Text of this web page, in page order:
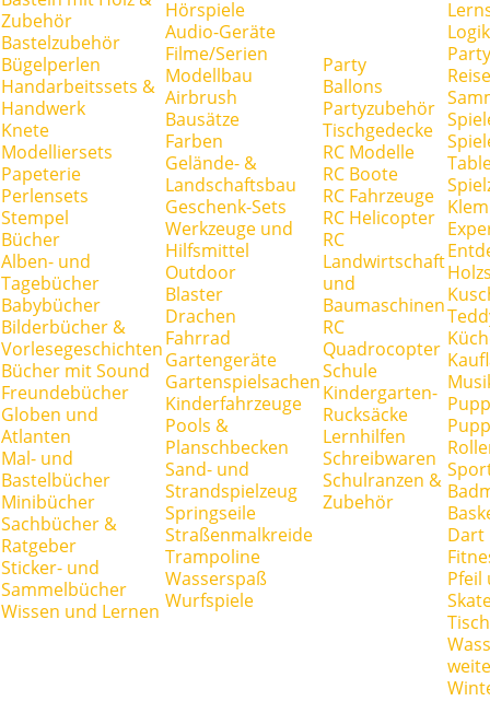
Zubehör
Bastelzubehör
Bügelperlen
Handarbeitssets &
Handwerk
Knete
Modelliersets
Papeterie
Perlensets
Stempel
Bücher
Alben- und
Tagebücher
Babybücher
Bilderbücher &
Vorlesegeschichten
Bücher mit Sound
Freundebücher
Globen und
Atlanten
Mal- und
Bastelbücher
Minibücher
Sachbücher &
Ratgeber
Sticker- und
Sammelbücher
Wissen und Lernen
Hörspiele
Audio-Geräte
Filme/Serien
Modellbau
Airbrush
Bausätze
Farben
Gelände- &
Landschaftsbau
Geschenk-Sets
Werkzeuge und
Hilfsmittel
Outdoor
Blaster
Drachen
Fahrrad
Gartengeräte
Gartenspielsachen
Kinderfahrzeuge
Pools &
Planschbecken
Sand- und
Strandspielzeug
Springseile
Straßenmalkreide
Trampoline
Wasserspaß
Wurfspiele
Party
Ballons
Partyzubehör
Tischgedecke
RC Modelle
RC Boote
RC Fahrzeuge
RC Helicopter
RC
Landwirtschaft
und
Baumaschinen
RC
Quadrocopter
Schule
Kindergarten-
Rucksäcke
Lernhilfen
Schreibwaren
Schulranzen &
Zubehör
Dart
Pfeil